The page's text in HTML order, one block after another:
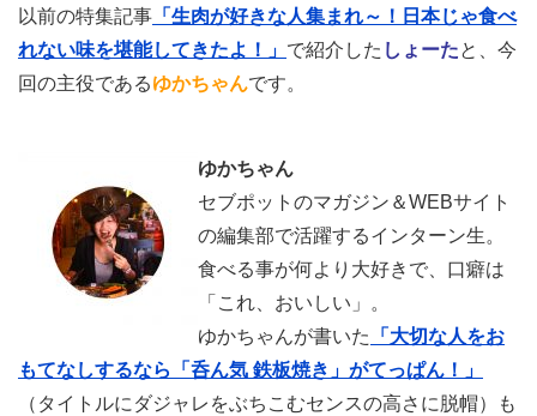
以前の特集記事 「生肉が好きな人集まれ～！日本じゃ食べ
れない味を堪能してきたよ！」 で紹介した しょーたと、今
回の主役であるゆかちゃんです。
ゆかちゃん
セブポットのマガジン＆WEBサイト
の編集部で活躍するインターン生。
食べる事が何より大好きで、口癖は
「これ、おいしい」。
ゆかちゃんが書いた
「大切な人をお
もてなしするなら「呑ん気 鉄板焼き」がてっぱん！」
（タイトルにダジャレをぶちこむセンスの高さに脱帽）も